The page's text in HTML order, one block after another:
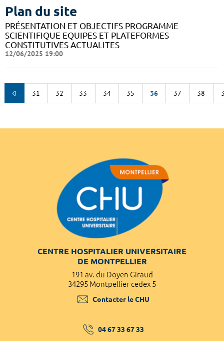
Plan du site
PRÉSENTATION ET OBJECTIFS PROGRAMME
SCIENTIFIQUE EQUIPES ET PLATEFORMES
CONSTITUTIVES ACTUALITES
12/06/2025 19:00
31 32 33 34 35 36 37 38
CENTRE HOSPITALIER UNIVERSITAIRE
DE MONTPELLIER
191 av. du Doyen Giraud
34295 Montpellier cedex 5
Contacter le CHU
04 67 33 67 33